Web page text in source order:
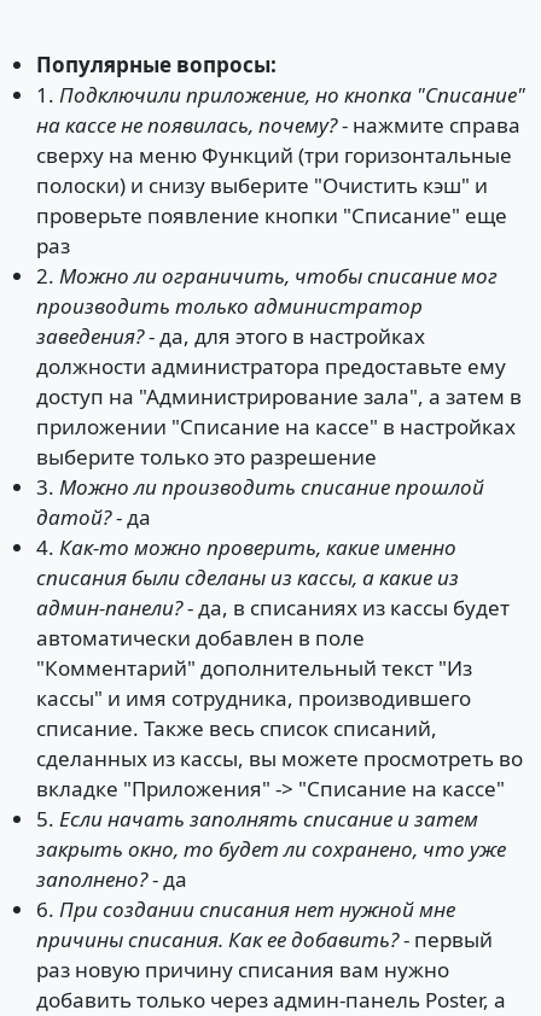
Популярные вопросы:
1. Подключили приложение, но кнопка "Списание"
на кассе не появилась, почему?- нажмите справа
сверху на меню Функций (три горизонтальные
полоски) и снизу выберите "Очистить кэш" и
проверьте появление кнопки "Списание" еще
раз
2. Можно ли ограничить, чтобы списание мог
производить только администратор
заведения?- да, для этого в настройках
должности администратора предоставьте ему
доступ на "Администрирование зала", а затем в
приложении "Списание на кассе" в настройках
выберите только это разрешение
3. Можно ли производить списание прошлой
датой?- да
4. Как-то можно проверить, какие именно
списания были сделаны из кассы, а какие из
админ-панели?- да, в списаниях из кассы будет
автоматически добавлен в поле
"Комментарий" дополнительный текст "Из
кассы" и имя сотрудника, производившего
списание. Также весь список списаний,
сделанных из кассы, вы можете просмотреть во
вкладке "Приложения" -> "Списание на кассе"
5. Если начать заполнять списание и затем
закрыть окно, то будет ли сохранено, что уже
заполнено?- да
6. При создании списания нет нужной мне
причины списания. Как ее добавить?- первый
раз новую причину списания вам нужно
добавить только через админ-панель Poster, а